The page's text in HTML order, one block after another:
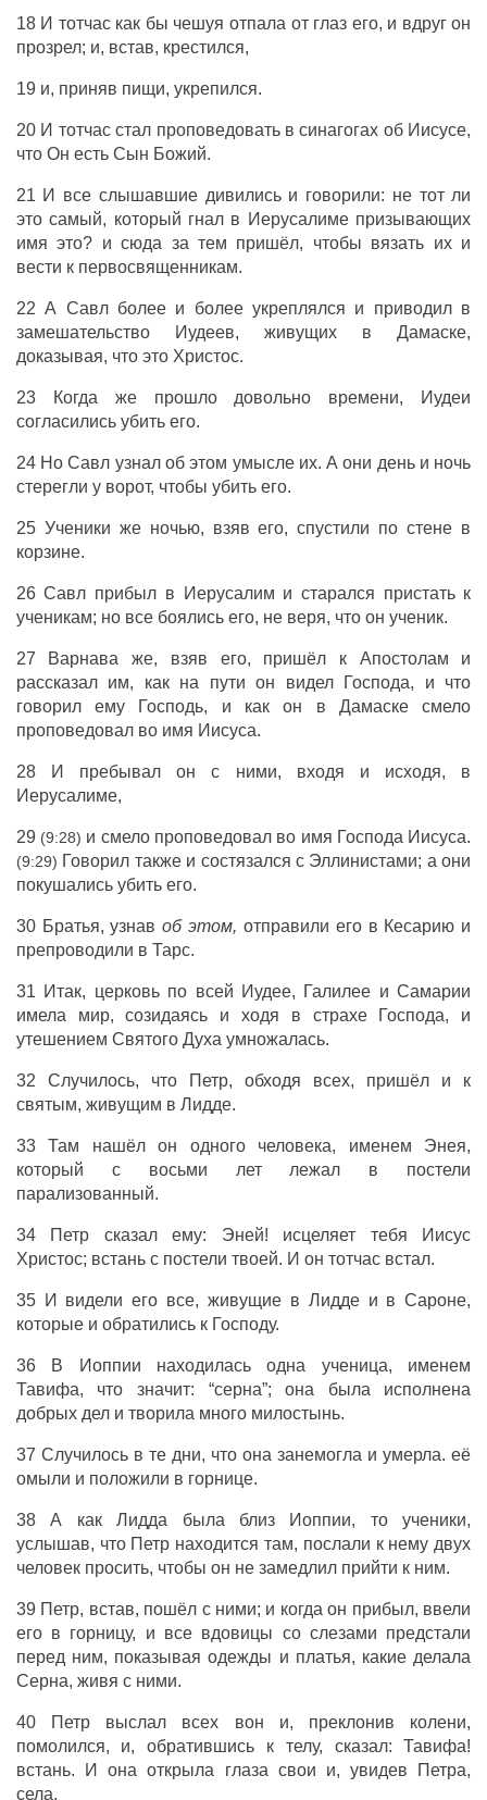
18 И тотчас как бы чешуя отпала от глаз его, и вдруг он
прозрел; и, встав, крестился,
19 и, приняв пищи, укрепился.
20 И тотчас стал проповедовать в синагогах об Иисусе,
что Он есть Сын Божий.
21 И все слышавшие дивились и говорили: не тот ли
это самый, который гнал в Иерусалиме призывающих
имя это? и сюда за тем пришёл, чтобы вязать их и
вести к первосвященникам.
22 А Савл более и более укреплялся и приводил в
замешательство Иудеев, живущих в Дамаске,
доказывая, что это Христос.
23 Когда же прошло довольно времени, Иудеи
согласились убить его.
24 Но Савл узнал об этом умысле их. А они день и ночь
стерегли у ворот, чтобы убить его.
25 Ученики же ночью, взяв его, спустили по стене в
корзине.
26 Савл прибыл в Иерусалим и старался пристать к
ученикам; но все боялись его, не веря, что он ученик.
27 Варнава же, взяв его, пришёл к Апостолам и
рассказал им, как на пути он видел Господа, и что
говорил ему Господь, и как он в Дамаске смело
проповедовал во имя Иисуса.
28 И пребывал он с ними, входя и исходя, в
Иерусалиме,
29 (9:28) и смело проповедовал во имя Господа Иисуса.
(9:29) Говорил также и состязался с Эллинистами; а они
покушались убить его.
30 Братья, узнавоб этом, отправили его в Кесарию и
препроводили в Тарс.
31 Итак, церковь по всей Иудее, Галилее и Самарии
имела мир, созидаясь и ходя в страхе Господа, и
утешением Святого Духа умножалась.
32 Случилось, что Петр, обходя всех, пришёл и к
святым, живущим в Лидде.
33 Там нашёл он одного человека, именем Энея,
который с восьми лет лежал в постели
парализованный.
34 Петр сказал ему: Эней! исцеляет тебя Иисус
Христос; встань с постели твоей. И он тотчас встал.
35 И видели его все, живущие в Лидде и в Сароне,
которые и обратились к Господу.
36 В Иоппии находилась одна ученица, именем
Тавифа, что значит: “серна”; она была исполнена
добрых дел и творила много милостынь.
37 Случилось в те дни, что она занемогла и умерла. её
омыли и положили в горнице.
38 А как Лидда была близ Иоппии, то ученики,
услышав, что Петр находится там, послали к нему двух
человек просить, чтобы он не замедлил прийти к ним.
39 Петр, встав, пошёл с ними; и когда он прибыл, ввели
его в горницу, и все вдовицы со слезами предстали
перед ним, показывая одежды и платья, какие делала
Серна, живя с ними.
40 Петр выслал всех вон и, преклонив колени,
помолился, и, обратившись к телу, сказал: Тавифа!
встань. И она открыла глаза свои и, увидев Петра,
села.